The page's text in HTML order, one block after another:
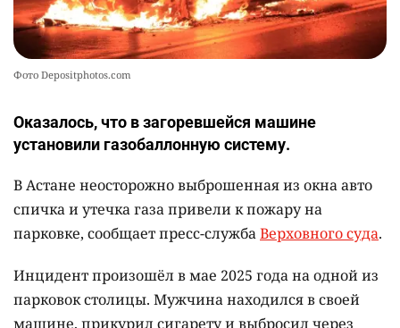
Фото Depositphotos.com
Оказалось, что в загоревшейся машине
установили газобаллонную систему.
В Астане неосторожно выброшенная из окна авто
спичка и утечка газа привели к пожару на
парковке, сообщает пресс-службаВерховного суда.
Инцидент произошёл в мае 2025 года на одной из
парковок столицы. Мужчина находился в своей
машине, прикурил сигарету и выбросил через